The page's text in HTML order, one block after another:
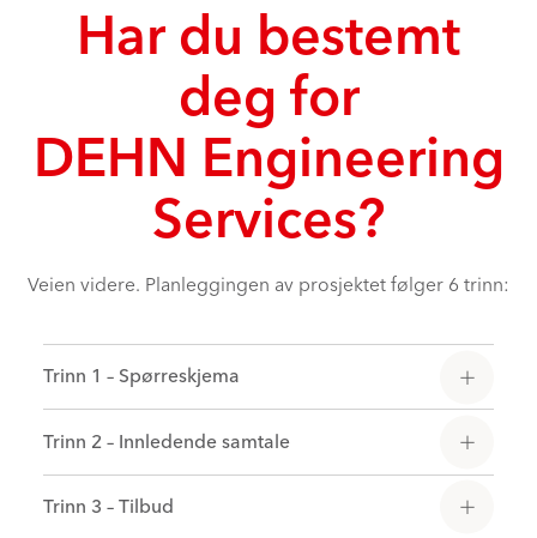
Har du bestemt
deg for
DEHN Engineering
Services?
Veien videre. Planleggingen av prosjektet følger 6 trinn:
Trinn 1 – Spørreskjema
Trinn 2 – Innledende samtale
Trinn 3 – Tilbud